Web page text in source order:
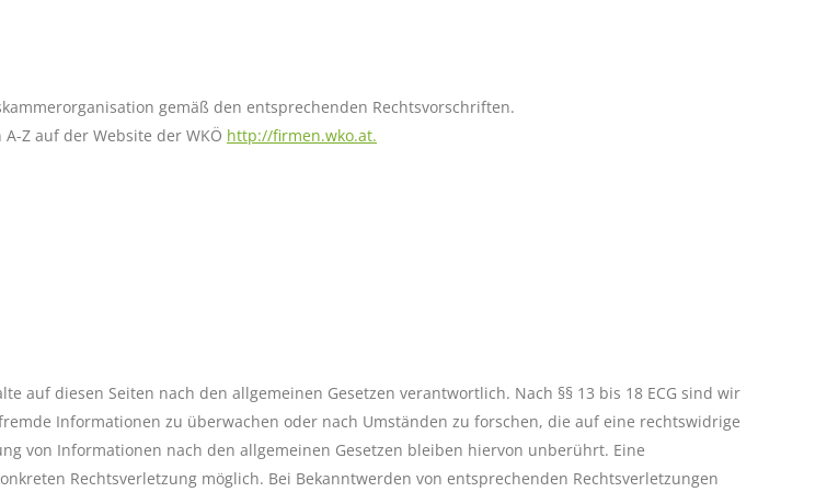
gemäß den entsprechenden Rechtsvorschriften.
Z auf der Website der WKÖ http://firmen.wko.at.
auf diesen Seiten nach den allgemeinen Gesetzen verantwortlich. Nach §§ 13 bis 18 ECG sind wir
Informationen zu überwachen oder nach Umständen zu forschen, die auf eine rechtswidrige
von Informationen nach den allgemeinen Gesetzen bleiben hiervon unberührt. Eine
Rechtsverletzung möglich. Bei Bekanntwerden von entsprechenden Rechtsverletzungen